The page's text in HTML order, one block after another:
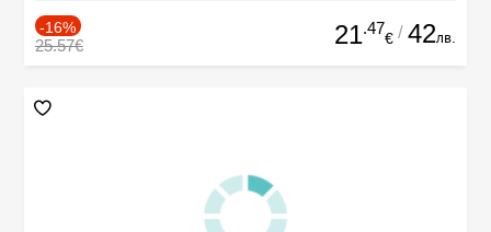
-16%
25.57€ 21.47
€ / 42лв.